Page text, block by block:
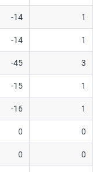
-14 1
-14 1
-45 3
-15 1
-16 1
0 0
0 0